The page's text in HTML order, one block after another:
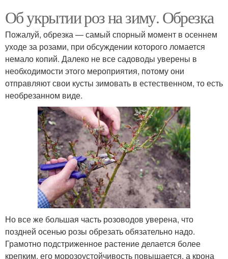
Об укрытии роз на зиму. Обрезка
Пожалуй, обрезка — самый спорный момент в осеннем
уходе за розами, при обсуждении которого ломается
немало копий. Далеко не все садоводы уверены в
необходимости этого мероприятия, потому они
отправляют свои кусты зимовать в естественном, то есть
необрезанном виде.
Но все же большая часть розоводов уверена, что
поздней осенью розы обрезать обязательно надо.
Грамотно подстриженное растение делается более
крепким, его морозоустойчивость повышается, а крона